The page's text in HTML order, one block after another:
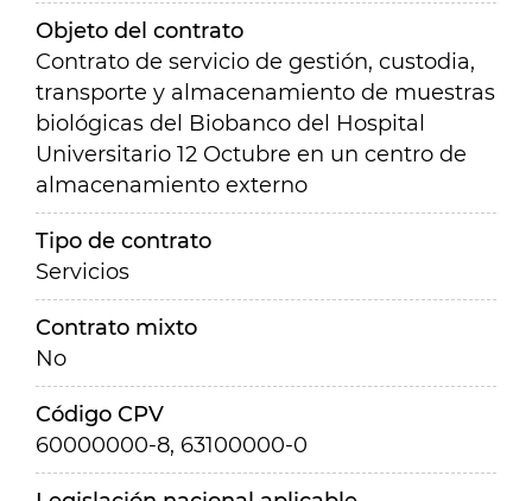
Objeto del contrato
Contrato de servicio de gestión, custodia,
transporte y almacenamiento de muestras
biológicas del Biobanco del Hospital
Universitario 12 Octubre en un centro de
almacenamiento externo
Tipo de contrato
Servicios
Contrato mixto
No
Código CPV
60000000-8, 63100000-0